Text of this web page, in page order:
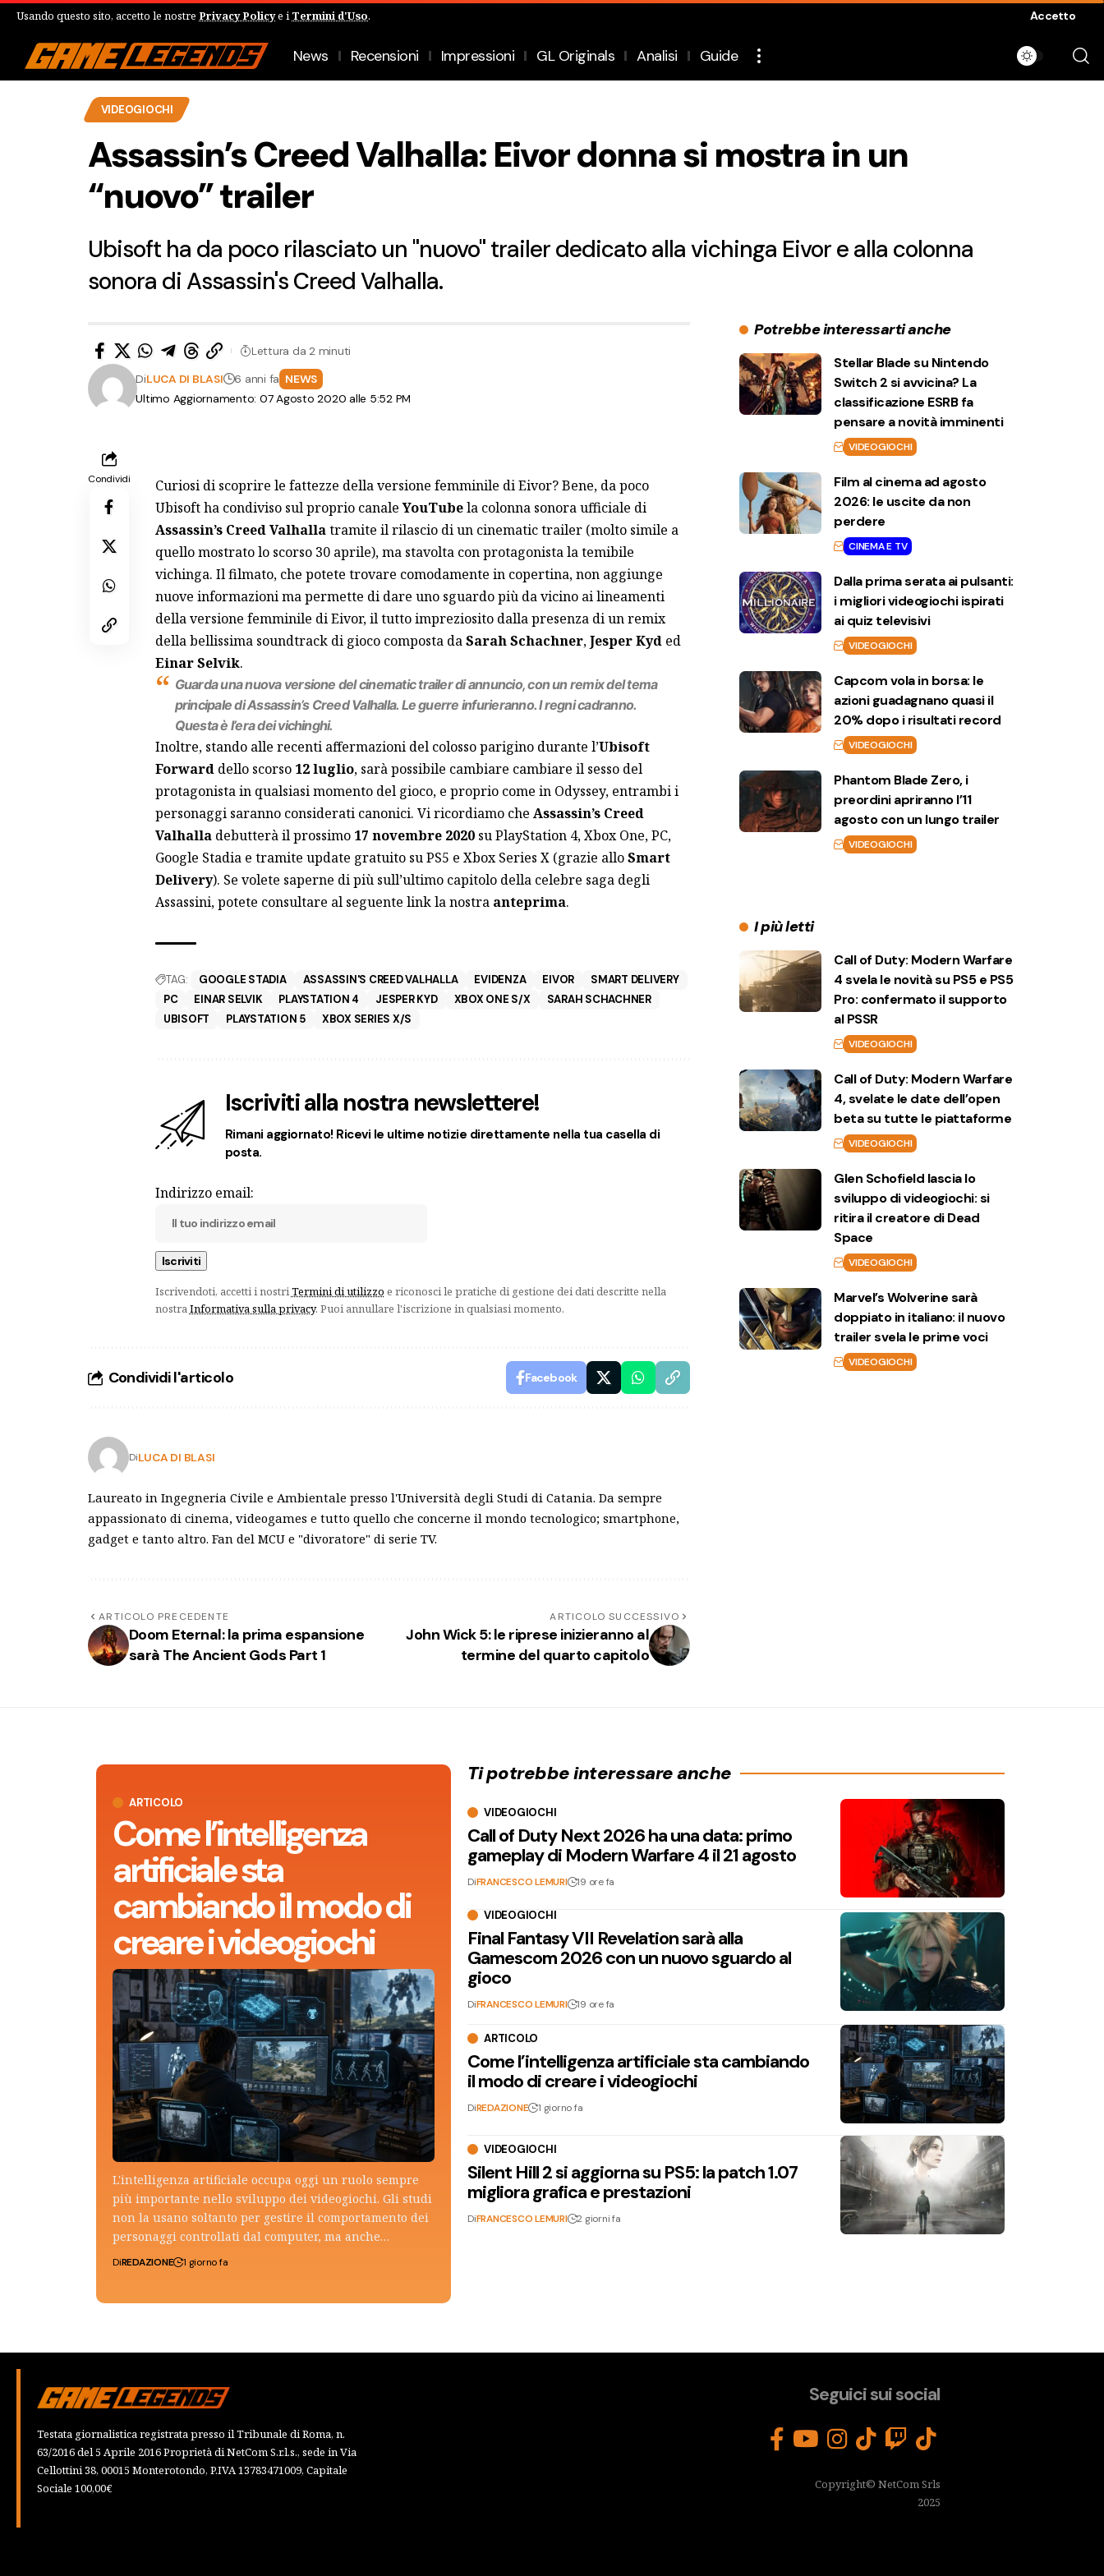
Usando questo sito, accetto le nostre Privacy Policye i Termini d'Uso. Accetto
News Recensioni Impressioni GL Originals Analisi Guide
VIDEOGIOCHI
Assassin’s Creed Valhalla: Eivor donna si mostra in un
“nuovo” trailer
Ubisoft ha da poco rilasciato un "nuovo" trailer dedicato alla vichinga Eivor e alla colonna
sonora di Assassin's Creed Valhalla.
Ultimo Aggiornamento: 07 Agosto 2020 alle 5:52 PM
DiLUCA DI BLASI 6 anni fa NEWS
Lettura da 2 minuti
Condividi
Curiosi di scoprire le fattezze della versione femminile di Eivor? Bene, da poco
Ubisoft ha condiviso sul proprio canale YouTubela colonna sonora ufficiale di
Assassin’s Creed Valhallatramite il rilascio di un cinematic trailer (molto simile a
quello mostrato lo scorso 30 aprile), ma stavolta con protagonista la temibile
vichinga. Il filmato, che potete trovare comodamente in copertina, non aggiunge
nuove informazioni ma permette di dare uno sguardo più da vicino ai lineamenti
della versione femminile di Eivor, il tutto impreziosito dalla presenza di un remix
della bellissima soundtrack di gioco composta daSarah Schachner,Jesper Kyded
Einar Selvik.
Guarda una nuova versione del cinematic trailer di annuncio, con un remix del tema
principale di Assassin’s Creed Valhalla. Le guerre infurieranno. I regni cadranno.
Questa è l’era dei vichinghi.
Inoltre, stando alle recenti affermazioni del colosso parigino durante l’Ubisoft
Forwarddello scorso 12 luglio, sarà possibile cambiare cambiare il sesso del
protagonista in qualsiasi momento del gioco, e proprio come in Odyssey, entrambi i
personaggi saranno considerati canonici. Vi ricordiamo che Assassin’s Creed
Valhalladebutterà il prossimo 17 novembre 2020su PlayStation 4, Xbox One, PC,
Google Stadia e tramite update gratuito su PS5 e Xbox Series X (grazie alloSmart
Delivery). Se volete saperne di più sull’ultimo capitolo della celebre saga degli
Assassini, potete consultare al seguente linkla nostra anteprima.
TAG: GOOGLE STADIA ASSASSIN'S CREED VALHALLA EVIDENZA EIVOR
SMART DELIVERY
PC
EINAR SELVIK PLAYSTATION 4 JESPER KYD XBOX ONE S/X
SARAH SCHACHNER
UBISOFT
PLAYSTATION 5 XBOX SERIES X/S
Iscriviti alla nostra newslettere!
Rimani aggiornato! Ricevi le ultime notizie direttamente nella tua casella di
posta.
Indirizzo email:
Iscrivendoti, accetti i nostriTermini di utilizzo e riconosci le pratiche di gestione dei dati descritte nella
nostraInformativa sulla privacy. Puoi annullare l'iscrizione in qualsiasi momento.
Condividi l'articolo Facebook
DiLUCA DI BLASI
Laureato in Ingegneria Civile e Ambientale presso l'Università degli Studi di Catania. Da sempre
appassionato di cinema, videogames e tutto quello che concerne il mondo tecnologico; smartphone,
gadget e tanto altro. Fan del MCU e "divoratore" di serie TV.
ARTICOLO PRECEDENTE
Doom Eternal: la prima espansione
sarà The Ancient Gods Part 1
ARTICOLO SUCCESSIVO
John Wick 5: le riprese inizieranno al
termine del quarto capitolo
Potrebbe interessarti anche
Stellar Blade su Nintendo
Switch 2 si avvicina? La
classificazione ESRB fa
pensare a novità imminenti
VIDEOGIOCHI
Film al cinema ad agosto
2026: le uscite da non
perdere
CINEMA E TV
Dalla prima serata ai pulsanti:
i migliori videogiochi ispirati
ai quiz televisivi
VIDEOGIOCHI
Capcom vola in borsa: le
azioni guadagnano quasi il
20% dopo i risultati record
VIDEOGIOCHI
Phantom Blade Zero, i
preordini apriranno l’11
agosto con un lungo trailer
VIDEOGIOCHI
I più letti
Call of Duty: Modern Warfare
4 svela le novità su PS5 e PS5
Pro: confermato il supporto
al PSSR
VIDEOGIOCHI
Call of Duty: Modern Warfare
4, svelate le date dell’open
beta su tutte le piattaforme
VIDEOGIOCHI
Glen Schofield lascia lo
sviluppo di videogiochi: si
ritira il creatore di Dead
Space
VIDEOGIOCHI
Marvel’s Wolverine sarà
doppiato in italiano: il nuovo
trailer svela le prime voci
VIDEOGIOCHI
ARTICOLO
Come l’intelligenza
artificiale sta
cambiando il modo di
creare i videogiochi
L'intelligenza artificiale occupa oggi un ruolo sempre
più importante nello sviluppo dei videogiochi. Gli studi
non la usano soltanto per gestire il comportamento dei
personaggi controllati dal computer, ma anche…
DiREDAZIONE 1 giorno fa
Ti potrebbe interessare anche
VIDEOGIOCHI
Call of Duty Next 2026 ha una data: primo
gameplay di Modern Warfare 4 il 21 agosto
DiFRANCESCO LEMURI 19 ore fa
VIDEOGIOCHI
Final Fantasy VII Revelation sarà alla
Gamescom 2026 con un nuovo sguardo al
gioco
DiFRANCESCO LEMURI 19 ore fa
ARTICOLO
Come l’intelligenza artificiale sta cambiando
il modo di creare i videogiochi
DiREDAZIONE 1 giorno fa
VIDEOGIOCHI
Silent Hill 2 si aggiorna su PS5: la patch 1.07
migliora grafica e prestazioni
DiFRANCESCO LEMURI 2 giorni fa
Testata giornalistica registrata presso il Tribunale di Roma, n.
63/2016 del 5 Aprile 2016 Proprietà di NetCom S.r.l.s., sede in Via
Cellottini 38, 00015 Monterotondo, P.IVA 13783471009, Capitale
Sociale 100,00€
Seguici sui social
Copyright© NetCom Srls
2025